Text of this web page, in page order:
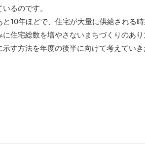
るのです。
10年ほどで、住宅が大量に供給される
住宅総数を増やさないまちづくりのあり
す方法を年度の後半に向けて考えていき